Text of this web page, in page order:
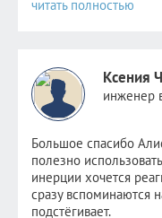
силах, обратилась к
После консультаций
психолога, старалась
не прикажешь: по-
новые отношения
я и сама не заметила
парней. Как открыла
Как мне стало не
легче. Как мне снова
Ксения
инженер
Большое спасибо
полезно
инерции хочется
сразу вспоминаются
подстёгивает.